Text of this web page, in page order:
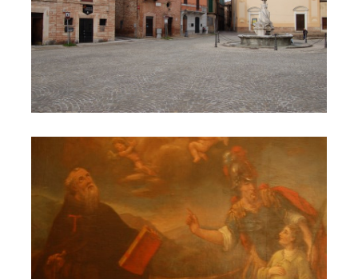
Il Castello di Cerreto 121